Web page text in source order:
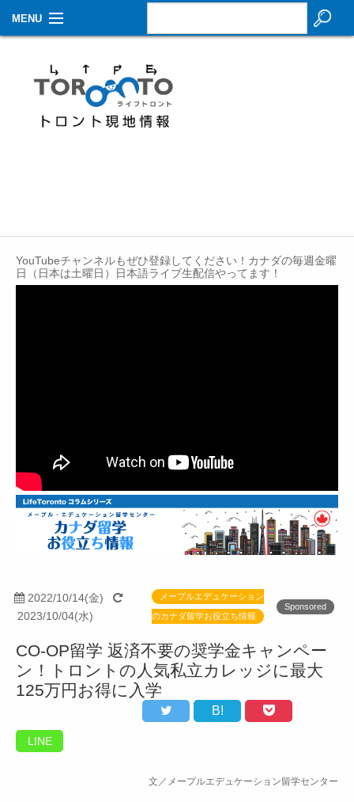
MENU
生活情報
その他
Contact
YouTubeチャンネルもぜひ登録してください！カナダの毎週金曜
日（日本は土曜日）日本語ライブ生配信やってます！
2022/10/14(金)
2023/10/04(水)
メープルエデュケーション
のカナダ留学お役立ち情報
Sponsored
CO-OP留学 返済不要の奨学金キャンペー
ン！トロントの人気私立カレッジに最大
125万円お得に入学
B!
LINE
文／メープルエデュケーション留学センター